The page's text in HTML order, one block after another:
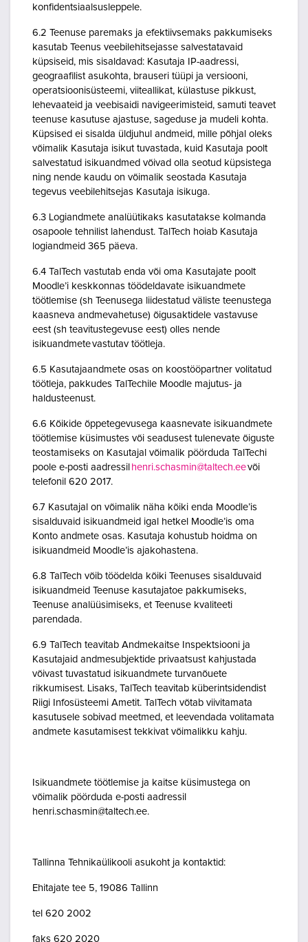
konfidentsiaalsusleppele.
6.2 Teenuse paremaks ja efektiivsemaks pakkumiseks
kasutab Teenus veebilehitsejasse salvestatavaid
küpsiseid, mis sisaldavad: Kasutaja IP-aadressi,
geograafilist asukohta, brauseri tüüpi ja versiooni,
operatsioonisüsteemi, viiteallikat, külastuse pikkust,
lehevaateid ja veebisaidi navigeerimisteid, samuti teavet
teenuse kasutuse ajastuse, sageduse ja mudeli kohta.
Küpsised ei sisalda üldjuhul andmeid, mille põhjal oleks
võimalik Kasutaja isikut tuvastada, kuid Kasutaja poolt
salvestatud isikuandmed võivad olla seotud küpsistega
ning nende kaudu on võimalik seostada Kasutaja
tegevus veebilehitsejas Kasutaja isikuga.
6.3 Logiandmete analüütikaks kasutatakse kolmanda
osapoole tehnilist lahendust. TalTech hoiab Kasutaja
logiandmeid 365 päeva.
6.4 TalTech vastutab enda või oma Kasutajate poolt
Moodle’i keskkonnas töödeldavate isikuandmete
töötlemise (sh Teenusega liidestatud väliste teenustega
kaasneva andmevahetuse) õigusaktidele vastavuse
eest (sh teavitustegevuse eest) olles nende
isikuandmete vastutav töötleja.
6.5 Kasutajaandmete osas on koostööpartner volitatud
töötleja, pakkudes TalTechile Moodle majutus- ja
haldusteenust.
6.6 Kõikide õppetegevusega kaasnevate isikuandmete
töötlemise küsimustes või seadusest tulenevate õiguste
teostamiseks on Kasutajal võimalik pöörduda TalTechi
poole e-posti aadressil henri.schasmin@taltech.eevõi
telefonil 620 2017.
6.7 Kasutajal on võimalik näha kõiki enda Moodle’is
sisalduvaid isikuandmeid igal hetkel Moodle’is oma
Konto andmete osas. Kasutaja kohustub hoidma on
isikuandmeid Moodle’is ajakohastena.
6.8 TalTech võib töödelda kõiki Teenuses sisalduvaid
isikuandmeid Teenuse kasutajatoe pakkumiseks,
Teenuse analüüsimiseks, et Teenuse kvaliteeti
parendada.
6.9 TalTech teavitab Andmekaitse Inspektsiooni ja
Kasutajaid andmesubjektide privaatsust kahjustada
võivast tuvastatud isikuandmete turvanõuete
rikkumisest. Lisaks, TalTech teavitab küberintsidendist
Riigi Infosüsteemi Ametit. TalTech võtab viivitamata
kasutusele sobivad meetmed, et leevendada volitamata
andmete kasutamisest tekkivat võimalikku kahju.
Isikuandmete töötlemise ja kaitse küsimustega on
võimalik pöörduda e-posti aadressil
henri.schasmin@taltech.ee.
Tallinna Tehnikaülikooli asukoht ja kontaktid:
Ehitajate tee 5, 19086 Tallinn
tel 620 2002
faks 620 2020